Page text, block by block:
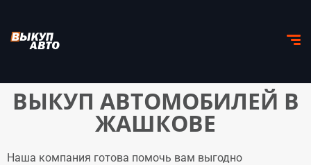
ВЫКУП АВТОМОБИЛЕЙ В
ЖАШКОВЕ
Наша компания готова помочь вам выгодно